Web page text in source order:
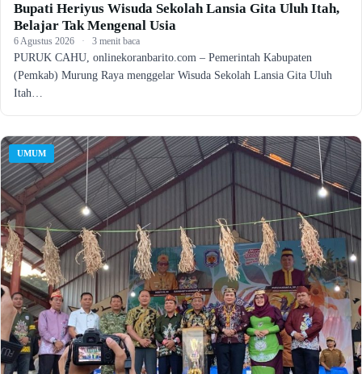
Bupati Heriyus Wisuda Sekolah Lansia Gita Uluh Itah,
Belajar Tak Mengenal Usia
6 Agustus 2026 · 3 menit baca
PURUK CAHU, onlinekoranbarito.com – Pemerintah Kabupaten
(Pemkab) Murung Raya menggelar Wisuda Sekolah Lansia Gita Uluh
Itah…
UMUM